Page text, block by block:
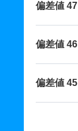
偏差値 47
偏差値 46
偏差値 45